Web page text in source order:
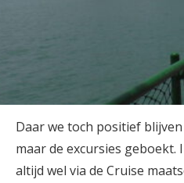
Daar we toch positief
maar de excursies geboekt.
altijd wel via de Cruise